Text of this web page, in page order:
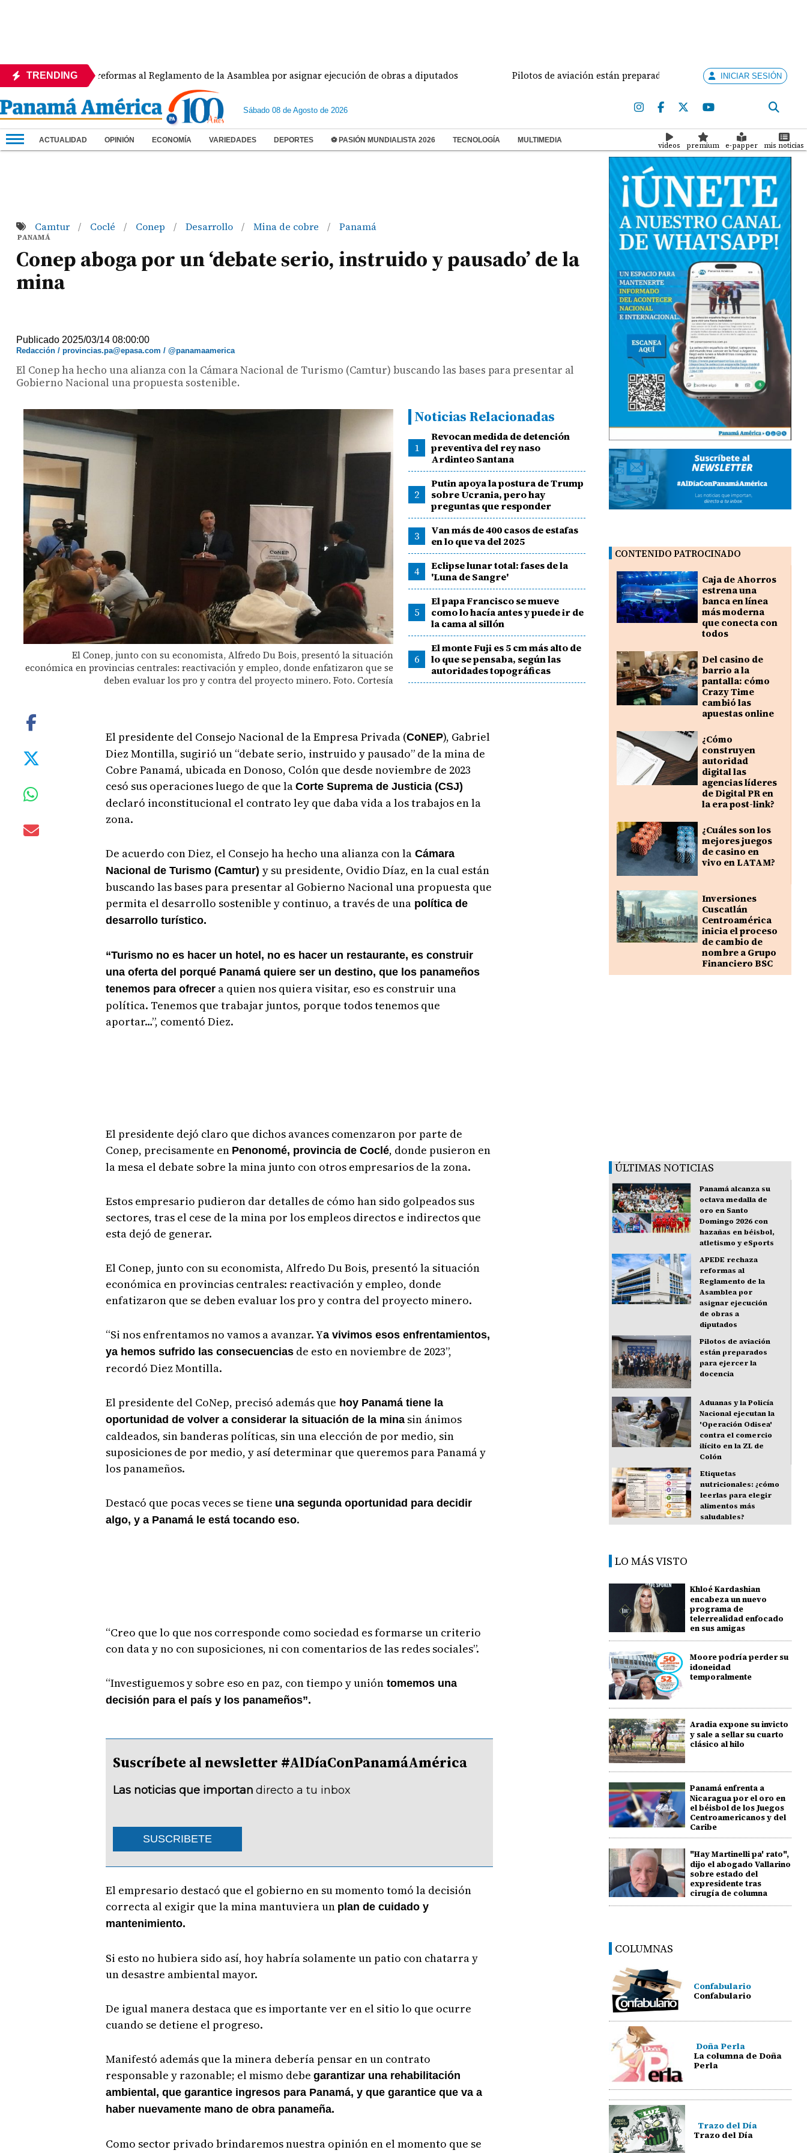
TRENDING
rechaza reformas al Reglamento de la Asamblea por asignar ejecución de obras a diputados Pilotos de aviación están preparados para ejercer la docenciaINICIAR SESIÓN
Sábado 08 de Agosto de 2026
ACTUALIDAD OPINIÓN ECONOMÍA VARIEDADES DEPORTES ⚽ PASIÓN MUNDIALISTA 2026 TECNOLOGÍA MULTIMEDIA
videos premium e-papper mis noticias
Camtur / Coclé / Conep / Desarrollo / Mina de cobre / Panamá
PANAMÁ
Conep aboga por un ‘debate serio, instruido y pausado’ de la
mina
Publicado 2025/03/14 08:00:00
Redacción / provincias.pa@epasa.com / @panamaamerica
El Conep ha hecho una alianza con la Cámara Nacional de Turismo (Camtur) buscando las bases para presentar al
Gobierno Nacional una propuesta sostenible.
El Conep, junto con su economista, Alfredo Du Bois, presentó la situación
económica en provincias centrales: reactivación y empleo, donde enfatizaron que se
deben evaluar los pro y contra del proyecto minero. Foto. Cortesía
Noticias Relacionadas
1
Revocan medida de detención
preventiva del rey naso
Ardinteo Santana
2
Putin apoya la postura de Trump
sobre Ucrania, pero hay
preguntas que responder
3
Van más de 400 casos de estafas
en lo que va del 2025
4
Eclipse lunar total: fases de la
'Luna de Sangre'
5
El papa Francisco se mueve
como lo hacía antes y puede ir de
la cama al sillón
6
El monte Fuji es 5 cm más alto de
lo que se pensaba, según las
autoridades topográficas
El presidente del Consejo Nacional de la Empresa Privada (CoNEP), Gabriel
Diez Montilla, sugirió un “debate serio, instruido y pausado” de la mina de
Cobre Panamá, ubicada en Donoso, Colón que desde noviembre de 2023
cesó sus operaciones luego de que la Corte Suprema de Justicia (CSJ)
declaró inconstitucional el contrato ley que daba vida a los trabajos en la
zona.
De acuerdo con Diez, el Consejo ha hecho una alianza con la Cámara
Nacional de Turismo (Camtur) y su presidente, Ovidio Díaz, en la cual están
buscando las bases para presentar al Gobierno Nacional una propuesta que
permita el desarrollo sostenible y continuo, a través de una política de
desarrollo turístico.
“Turismo no es hacer un hotel, no es hacer un restaurante, es construir
una oferta del porqué Panamá quiere ser un destino, que los panameños
tenemos para ofrecera quien nos quiera visitar, eso es construir una
política. Tenemos que trabajar juntos, porque todos tenemos que
aportar…”, comentó Diez.
El presidente dejó claro que dichos avances comenzaron por parte de
Conep, precisamente en Penonomé, provincia de Coclé, donde pusieron en
la mesa el debate sobre la mina junto con otros empresarios de la zona.
Estos empresario pudieron dar detalles de cómo han sido golpeados sus
sectores, tras el cese de la mina por los empleos directos e indirectos que
esta dejó de generar.
El Conep, junto con su economista, Alfredo Du Bois, presentó la situación
económica en provincias centrales: reactivación y empleo, donde
enfatizaron que se deben evaluar los pro y contra del proyecto minero.
“Si nos enfrentamos no vamos a avanzar. Ya vivimos esos enfrentamientos,
ya hemos sufrido las consecuenciasde esto en noviembre de 2023”,
recordó Diez Montilla.
El presidente del CoNep, precisó además que hoy Panamá tiene la
oportunidad de volver a considerar la situación de la minasin ánimos
caldeados, sin banderas políticas, sin una elección de por medio, sin
suposiciones de por medio, y así determinar que queremos para Panamá y
los panameños.
Destacó que pocas veces se tiene una segunda oportunidad para decidir
algo, y a Panamá le está tocando eso.
“Creo que lo que nos corresponde como sociedad es formarse un criterio
con data y no con suposiciones, ni con comentarios de las redes sociales”.
“Investiguemos y sobre eso en paz, con tiempo y unión tomemos una
decisión para el país y los panameños”.
Suscríbete al newsletter #AlDíaConPanamáAmérica
Las noticias que importan directo a tu inbox
SUSCRIBETE
El empresario destacó que el gobierno en su momento tomó la decisión
correcta al exigir que la mina mantuviera un plan de cuidado y
mantenimiento.
Si esto no hubiera sido así, hoy habría solamente un patio con chatarra y
un desastre ambiental mayor.
De igual manera destaca que es importante ver en el sitio lo que ocurre
cuando se detiene el progreso.
Manifestó además que la minera debería pensar en un contrato
responsable y razonable; el mismo debe garantizar una rehabilitación
ambiental, que garantice ingresos para Panamá, y que garantice que va a
haber nuevamente mano de obra panameña.
Como sector privado brindaremos nuestra opinión en el momento que se
CONTENIDO PATROCINADO
Caja de Ahorros
estrena una
banca en línea
más moderna
que conecta con
todos
Del casino de
barrio a la
pantalla: cómo
Crazy Time
cambió las
apuestas online
¿Cómo
construyen
autoridad
digital las
agencias líderes
de Digital PR en
la era post-link?
¿Cuáles son los
mejores juegos
de casino en
vivo en LATAM?
Inversiones
Cuscatlán
Centroamérica
inicia el proceso
de cambio de
nombre a Grupo
Financiero BSC
ÚLTIMAS NOTICIAS
Panamá alcanza su
octava medalla de
oro en Santo
Domingo 2026 con
hazañas en béisbol,
atletismo y eSports
APEDE rechaza
reformas al
Reglamento de la
Asamblea por
asignar ejecución
de obras a
diputados
Pilotos de aviación
están preparados
para ejercer la
docencia
Aduanas y la Policía
Nacional ejecutan la
'Operación Odisea'
contra el comercio
ilícito en la ZL de
Colón
Etiquetas
nutricionales: ¿cómo
leerlas para elegir
alimentos más
saludables?
LO MÁS VISTO
Khloé Kardashian
encabeza un nuevo
programa de
telerrealidad enfocado
en sus amigas
Moore podría perder su
idoneidad
temporalmente
Aradia expone su invicto
y sale a sellar su cuarto
clásico al hilo
Panamá enfrenta a
Nicaragua por el oro en
el béisbol de los Juegos
Centroamericanos y del
Caribe
"Hay Martinelli pa' rato",
dijo el abogado Vallarino
sobre estado del
expresidente tras
cirugía de columna
COLUMNAS
Confabulario
Confabulario
Doña Perla
La columna de Doña
Perla
Trazo del Día
Trazo del Día